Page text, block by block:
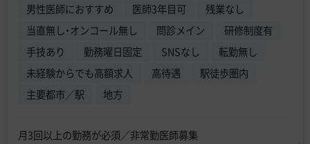
男性医師におすすめ
医師3年目可
残業なし
当直無し・オンコール無し
問診メイン
研修制度有
手技あり
勤務曜日固定 SNSなし
転勤無し
未経験からでも高額求人
高待遇
駅徒歩圏内
主要都市／駅
地方
月3回以上の勤務が必須／非常勤医師募集